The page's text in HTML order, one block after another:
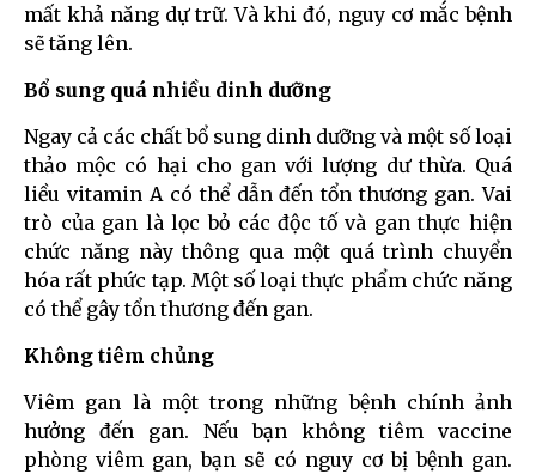
mất khả năng dự trữ. Và khi đó, nguy cơ mắc bệnh
sẽ tăng lên.
Bổ sung quá nhiều dinh dưỡng
Ngay cả các chất bổ sung dinh dưỡng và một số loại
thảo mộc có hại cho gan với lượng dư thừa. Quá
liều vitamin A có thể dẫn đến tổn thương gan. Vai
trò của gan là lọc bỏ các độc tố và gan thực hiện
chức năng này thông qua một quá trình chuyển
hóa rất phức tạp. Một số loại thực phẩm chức năng
có thể gây tổn thương đến gan.
Không tiêm chủng
Viêm gan là một trong những bệnh chính ảnh
hưởng đến gan. Nếu bạn không tiêm vaccine
phòng viêm gan, bạn sẽ có nguy cơ bị bệnh gan.